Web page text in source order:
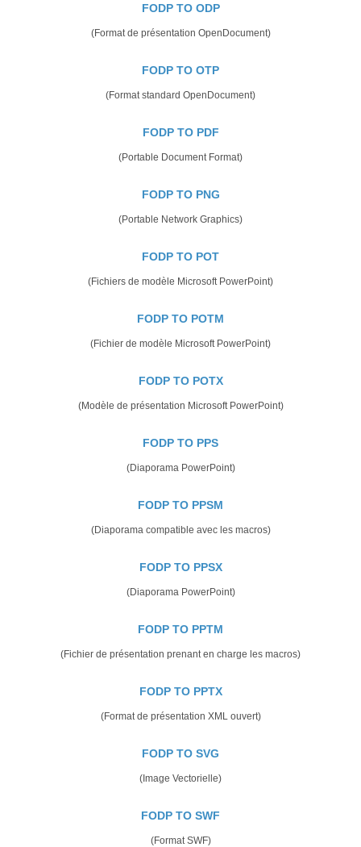
FODP TO ODP
(Format de présentation OpenDocument)
FODP TO OTP
(Format standard OpenDocument)
FODP TO PDF
(Portable Document Format)
FODP TO PNG
(Portable Network Graphics)
FODP TO POT
(Fichiers de modèle Microsoft PowerPoint)
FODP TO POTM
(Fichier de modèle Microsoft PowerPoint)
FODP TO POTX
(Modèle de présentation Microsoft PowerPoint)
FODP TO PPS
(Diaporama PowerPoint)
FODP TO PPSM
(Diaporama compatible avec les macros)
FODP TO PPSX
(Diaporama PowerPoint)
FODP TO PPTM
(Fichier de présentation prenant en charge les macros)
FODP TO PPTX
(Format de présentation XML ouvert)
FODP TO SVG
(Image Vectorielle)
FODP TO SWF
(Format SWF)